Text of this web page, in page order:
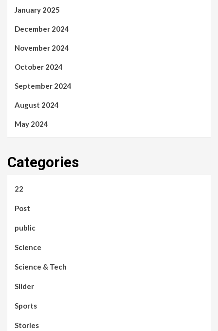
January 2025
December 2024
November 2024
October 2024
September 2024
August 2024
May 2024
Categories
22
Post
public
Science
Science & Tech
Slider
Sports
Stories